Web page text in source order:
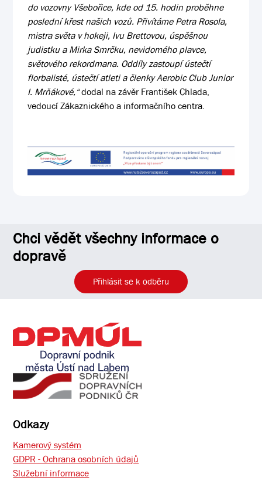
do vozovny Všebořice, kde od 15. hodin proběhne
poslední křest našich vozů. Přivítáme Petra Rosola,
mistra světa v hokeji, Ivu Brettovou, úspěšnou
judistku a Mirka Smrčku, nevidomého plavce,
světového rekordmana. Oddíly zastoupí ústečtí
florbalisté, ústečtí atleti a členky Aerobic Club Junior
I. Mrňákové,“dodal na závěr František Chlada,
vedoucí Zákaznického a informačního centra.
Chci vědět všechny informace o
dopravě
Přihlásit se k odběru
Odkazy
Kamerový systém
GDPR - Ochrana osobních údajů
Služební informace